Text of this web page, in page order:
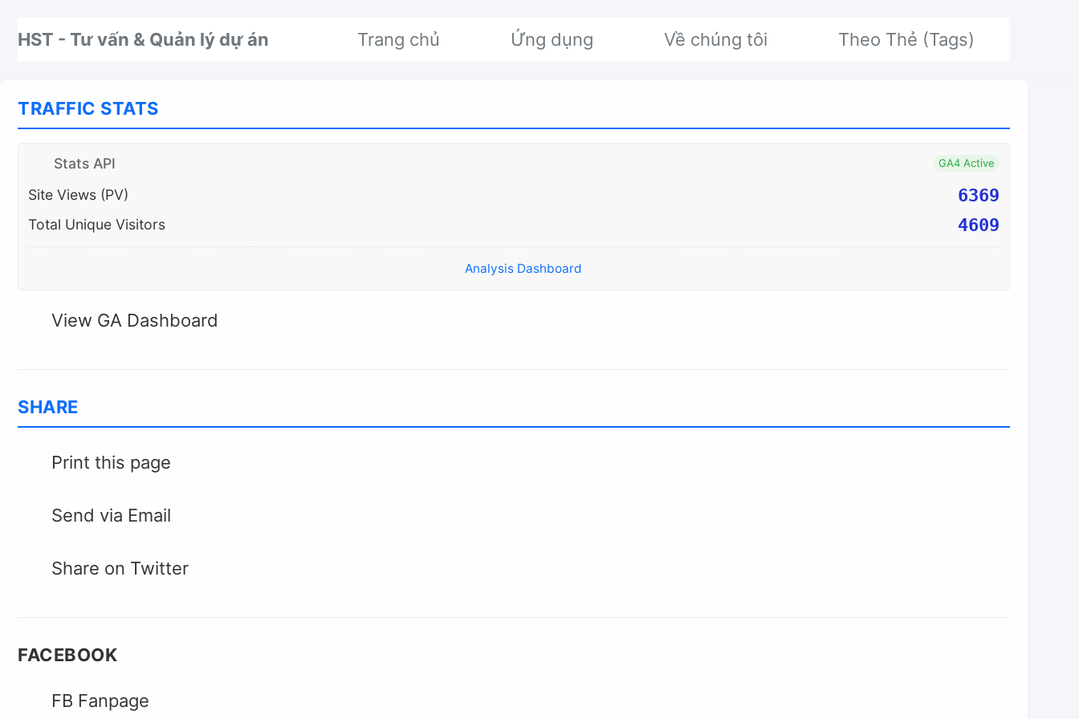
HST - Tư vấn & Quản lý dự án
Trang chủ Ứng dụng Về chúng tôi Theo Thẻ (Tags)
TRAFFIC STATS
Stats API GA4 Active
Site Views (PV) 6369
Total Unique Visitors 4609
Analysis Dashboard
View GA Dashboard
SHARE
Print this page
Send via Email
Share on Twitter
FACEBOOK
FB Fanpage